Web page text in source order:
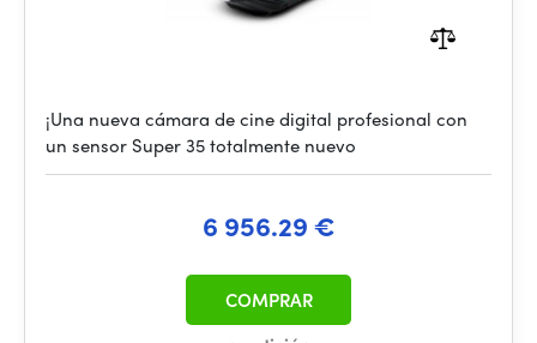
¡Una nueva cámara de cine digital profesional con
un sensor Super 35 totalmente nuevo
6 956.29 €
COMPRAR